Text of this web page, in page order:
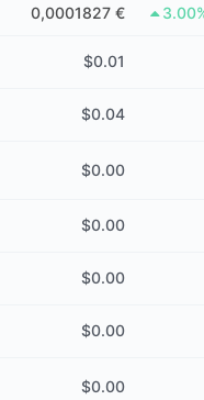
0,0001827 €
$0.01
$0.04
$0.00
$0.00
$0.00
$0.00
$0.00